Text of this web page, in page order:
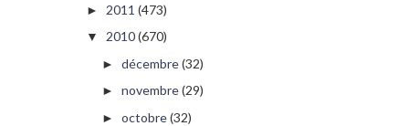
► 2011 (473)
▼ 2010(670)
► décembre(32)
► novembre(29)
► octobre(32)